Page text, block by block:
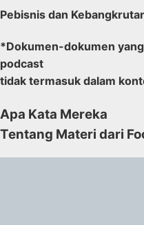
Pebisnis dan
*Dokumen-dokumen
podcast
tidak termasuk dalam
Apa Kata Mereka
Tentang Materi dari